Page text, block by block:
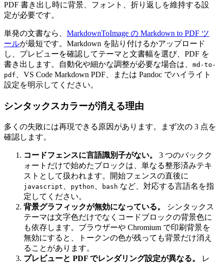
PDF 書き出し時に背景、フォント、折り返しを維持する設
定が必要です。
単発の文書なら、 MarkdownToImage の Markdown to PDF ツ
ールが最短です。Markdown を貼り付けるかアップロード
し、プレビューを確認してテーマと文書幅を選び、PDF を
書き出します。自動化や細かな調整が必要な場合は、 md-to-
pdf
、VS Code Markdown PDF、または Pandoc でハイライト
設定を明示してください。
シンタックスカラーが消える理由
多くの失敗には再現できる原因があります。まず次の 3 点を
確認します。
コードフェンスに言語識別子がない。
3 つのバックク
ォートだけで始めたブロックは、単なる整形済みテキ
ストとして扱われます。開始フェンスの直後に
javascript python bash など、対応する言語名を指
定してください。
背景グラフィックが無効になっている。
シンタックス
テーマは文字色だけでなくコードブロックの背景色に
も依存します。ブラウザーや Chromium で印刷背景を
無効にすると、トークンの色が残っても背景だけ消え
ることがあります。
プレビューと PDF でレンダリング設定が異なる。
レ